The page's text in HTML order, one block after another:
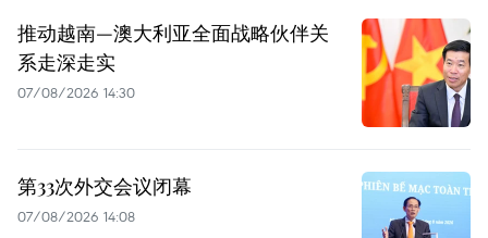
推动越南—澳大利亚全面战略伙伴关
系走深走实
07/08/2026 14:30
第33次外交会议闭幕
07/08/2026 14:08